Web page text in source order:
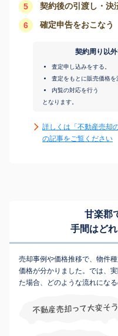
5 契約後の引渡し・決
6 確定申告をおこなう
契約周り以
査定申し込みをする。
査定をもとに販売価格を
内覧の対応を行う
となります。
詳しくは「不動産売却
の記事をご覧ください
甘楽郡
手間はど
売却事例や価格推移で、物件
価格が分かりました。では、
た場合、どのような流れにな